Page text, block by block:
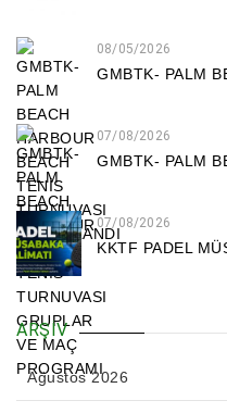
08/05/2026
GMBTK- PALM
07/08/2026
GMBTK- PALM
07/08/2026
KKTF PADEL
ARŞIV
Ağustos 2026